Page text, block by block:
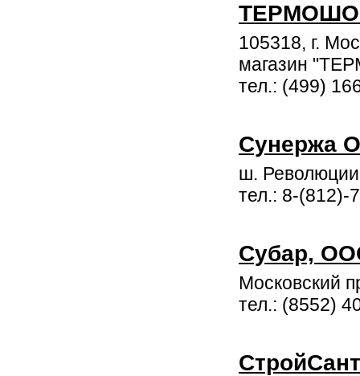
105318, г.
магазин
тел.: (499)
Сунержа
ш.
тел.: 8-(812)-
Субар,
Московский
тел.: (8552)